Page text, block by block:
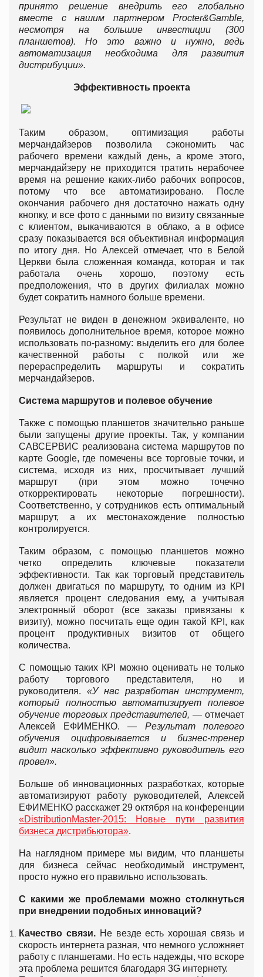
принято решение внедрить его глобально
вместе с нашим партнером Procter&Gamble,
несмотря на большие инвестиции (300
планшетов). Но это важно и нужно, ведь
автоматизация необходима для развития
дистрибуции».
Эффективность проекта
Таким образом, оптимизация работы
мерчандайзеров позволила сэкономить час
рабочего времени каждый день, а кроме этого,
мерчандайзеру не приходится тратить нерабочее
время на решение каких-либо рабочих вопросов,
потому что все автоматизировано. После
окончания рабочего дня достаточно нажать одну
кнопку, и все фото с данными по визиту связанные
с клиентом, выкачиваются в облако, а в офисе
сразу показывается вся объективная информация
по итогу дня. Но Алексей отмечает, что в Белой
Церкви была сложенная команда, которая и так
работала очень хорошо, поэтому есть
предположения, что в других филиалах можно
будет сократить намного больше времени.
Результат не виден в денежном эквиваленте, но
появилось дополнительное время, которое можно
использовать по-разному: выделить его для более
качественной работы с полкой или же
перераспределить маршруты и сократить
мерчандайзеров.
Система маршрутов и полевое обучение
Также с помощью планшетов значительно раньше
были запущены другие проекты. Так, у компании
САВСЕРВИС реализована система маршрутов по
карте Google, где помечены все торговые точки, и
система, исходя из них, просчитывает лучший
маршрут (при этом можно точечно
откорректировать некоторые погрешности).
Соответственно, у сотрудников есть оптимальный
маршрут, а их местонахождение полностью
контролируется.
Таким образом, с помощью планшетов можно
четко определить ключевые показатели
эффективности. Так как торговый представитель
должен двигаться по маршруту, то одним из КPI
является процент следования ему, а учитывая
электронный оборот (все заказы привязаны к
визиту), можно посчитать еще один такой КPI, как
процент продуктивных визитов от общего
количества.
С помощью таких КPI можно оценивать не только
работу торгового представителя, но и
руководителя. «У нас разработан инструмент,
который полностью автоматизирует полевое
обучение торговых представителей, — отмечает
Алексей ЕФИМЕНКО. — Результат полевого
обучения оцифровывается и бизнес-тренер
видит насколько эффективно руководитель его
провел».
Больше об инновационных разработках, которые
автоматизируют работу руководителей, Алексей
ЕФИМЕНКО расскажет 29 октября на конференции
«DistributionMaster-2015: Новые пути развития
бизнеса дистрибьютора».
На наглядном примере мы видим, что планшеты
для бизнеса сейчас необходимый инструмент,
просто нужно его правильно использовать.
С какими же проблемами можно столкнуться
при внедрении подобных инноваций?
Качество связи.Не везде есть хорошая связь и
скорость интернета разная, что немного усложняет
работу с планшетами. Но есть надежды, что вскоре
эта проблема решится благодаря 3G интернету.